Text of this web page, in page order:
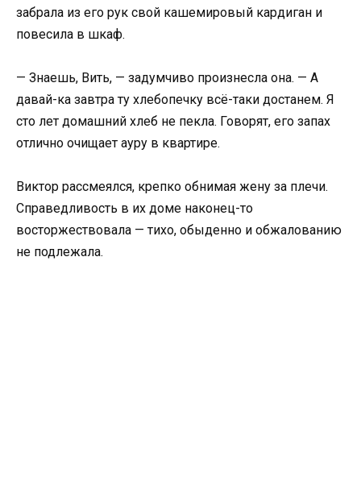
забрала из его рук свой кашемировый кардиган и
повесила в шкаф.
— Знаешь, Вить, — задумчиво произнесла она. — А
давай-ка завтра ту хлебопечку всё-таки достанем. Я
сто лет домашний хлеб не пекла. Говорят, его запах
отлично очищает ауру в квартире.
Виктор рассмеялся, крепко обнимая жену за плечи.
Справедливость в их доме наконец-то
восторжествовала — тихо, обыденно и обжалованию
не подлежала.